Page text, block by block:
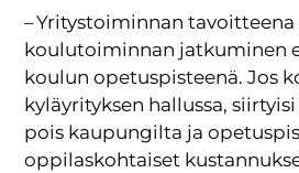
– Yritystoiminnan
koulutoiminnan jatkuminen
koulun opetuspisteenä. Jos
kyläyrityksen hallussa,
pois kaupungilta ja
oppilaskohtaiset